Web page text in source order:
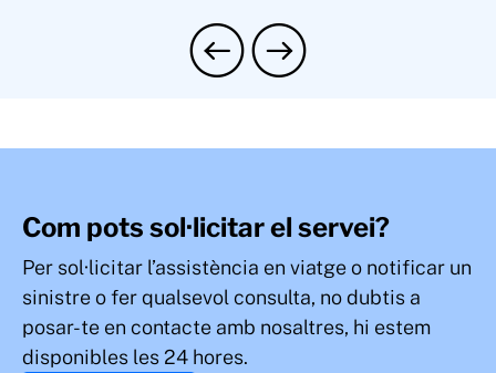
Com pots sol·licitar el servei?
Per sol·licitar l’assistència en viatge o notificar un
sinistre o fer qualsevol consulta, no dubtis a
posar-te en contacte amb nosaltres, hi estem
disponibles les 24 hores.